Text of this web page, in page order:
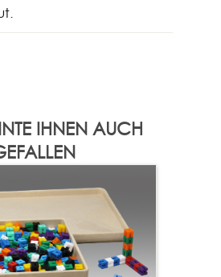
IHNEN AUCH